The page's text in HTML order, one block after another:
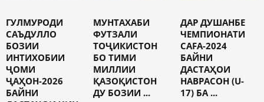
ГУЛМУРОДИ
САЪДУЛЛО
БОЗИИ
ИНТИХОБИИ
ҶОМИ
ҶАҲОН-2026
БАЙНИ
МУНТАХАБИ
ФУТЗАЛИ
ТОҶИКИСТОН
БО ТИМИ
МИЛЛИИ
ҚАЗОҚИСТОН
ДУ БОЗИИ ...
ДАР ДУШАНБЕ
ЧЕМПИОНАТИ
CAFA-2024
БАЙНИ
ДАСТАҲОИ
НАВРАСОН (U-
17) БА ...